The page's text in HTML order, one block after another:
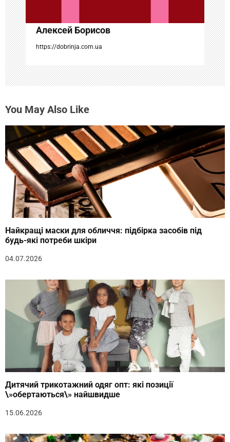
и
с
я
м
Алексей Борисов
https://dobrinja.com.ua
You May Also Like
Найкращі маски для обличчя: підбірка засобів під
будь-які потреби шкіри
04.07.2026
Дитячий трикотажний одяг опт: які позиції
\»обертаються\» найшвидше
15.06.2026